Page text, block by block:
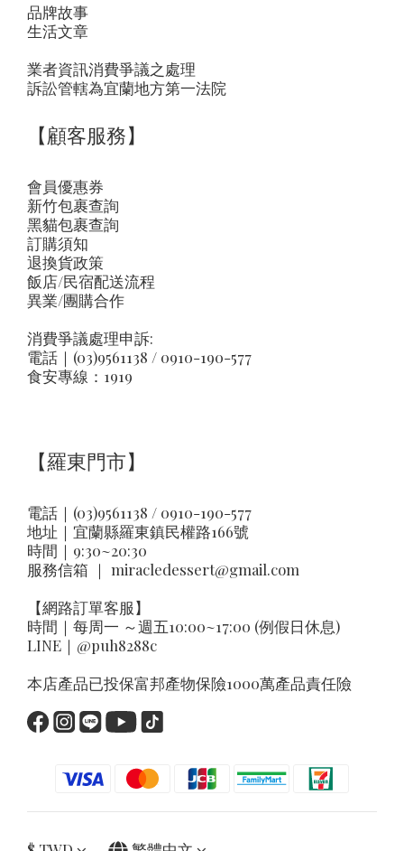
品牌故事
生活文章
業者資訊消費爭議之處理
訴訟管轄為宜蘭地方第一法院
【顧客服務】
會員優惠券
新竹包裹查詢
黑貓包裹查詢
訂購須知
退換貨政策
飯店/民宿配送流程
異業/團購合作
消費爭議處理申訴:
電話｜(03)9561138 / 0910-190-577
食安專線：1919
【羅東門市】
電話｜(03)9561138 / 0910-190-577
地址｜ 宜蘭縣羅東鎮民權路166號
時間｜9:30~20:30
服務信箱 ｜ miracledessert@gmail.com
【網路訂單客服】
時間｜每周一 ～週五10:00~17:00 (例假日休息)
LINE｜ @puh8288c
本店產品已投保富邦產物保險1000萬產品責任險